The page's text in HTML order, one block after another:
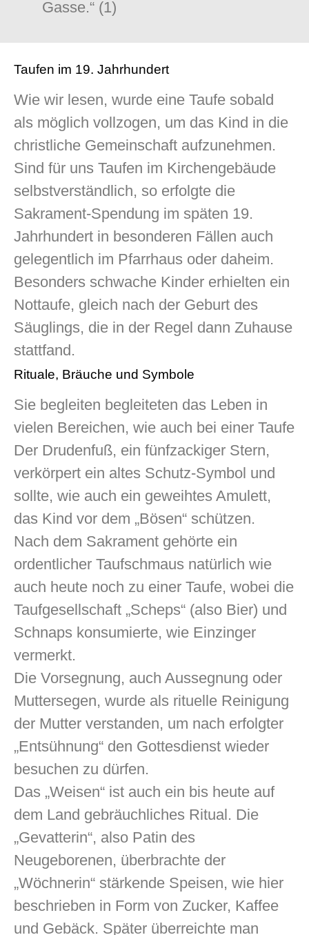
Gasse.“ (1)
Taufen im 19. Jahrhundert
Wie wir lesen, wurde eine Taufe sobald
als möglich vollzogen, um das Kind in die
christliche Gemeinschaft aufzunehmen.
Sind für uns Taufen im Kirchengebäude
selbstverständlich, so erfolgte die
Sakrament-Spendung im späten 19.
Jahrhundert in besonderen Fällen auch
gelegentlich im Pfarrhaus oder daheim.
Besonders schwache Kinder erhielten ein
Nottaufe, gleich nach der Geburt des
Säuglings, die in der Regel dann Zuhause
stattfand.
Rituale, Bräuche und Symbole
Sie begleiten begleiteten das Leben in
vielen Bereichen, wie auch bei einer Taufe
Der Drudenfuß, ein fünfzackiger Stern,
verkörpert ein altes Schutz-Symbol und
sollte, wie auch ein geweihtes Amulett,
das Kind vor dem „Bösen“ schützen.
Nach dem Sakrament gehörte ein
ordentlicher Taufschmaus natürlich wie
auch heute noch zu einer Taufe, wobei die
Taufgesellschaft „Scheps“ (also Bier) und
Schnaps konsumierte, wie Einzinger
vermerkt.
Die Vorsegnung, auch Aussegnung oder
Muttersegen, wurde als rituelle Reinigung
der Mutter verstanden, um nach erfolgter
„Entsühnung“ den Gottesdienst wieder
besuchen zu dürfen.
Das „Weisen“ ist auch ein bis heute auf
dem Land gebräuchliches Ritual. Die
„Gevatterin“, also Patin des
Neugeborenen, überbrachte der
„Wöchnerin“ stärkende Speisen, wie hier
beschrieben in Form von Zucker, Kaffee
und Gebäck. Später überreichte man